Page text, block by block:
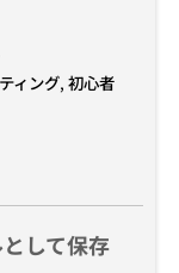
ィング, 初心者
して保存